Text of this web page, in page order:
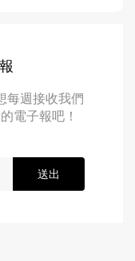
每週接收我們
電子報吧！
送出